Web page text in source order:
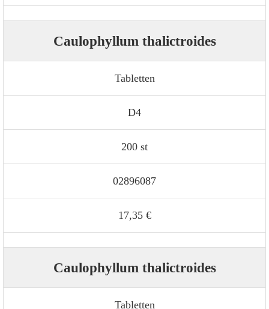
Caulophyllum thalictroides
Tabletten
D4
200 st
02896087
17,35 €
Caulophyllum thalictroides
Tabletten